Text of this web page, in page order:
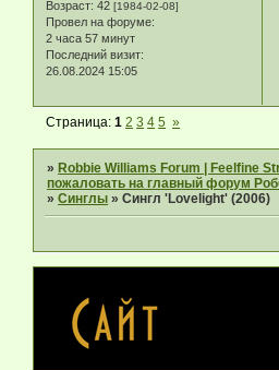
Возраст: 42 [1984-02-08]
Провел на форуме:
2 часа 57 минут
Последний визит:
26.08.2024 15:05
Страница:1 2 3 4 5 »
»Robbie Williams Forum | Feelfine
пожаловать на главный форум
»Синглы »Сингл 'Lovelight' (2006)